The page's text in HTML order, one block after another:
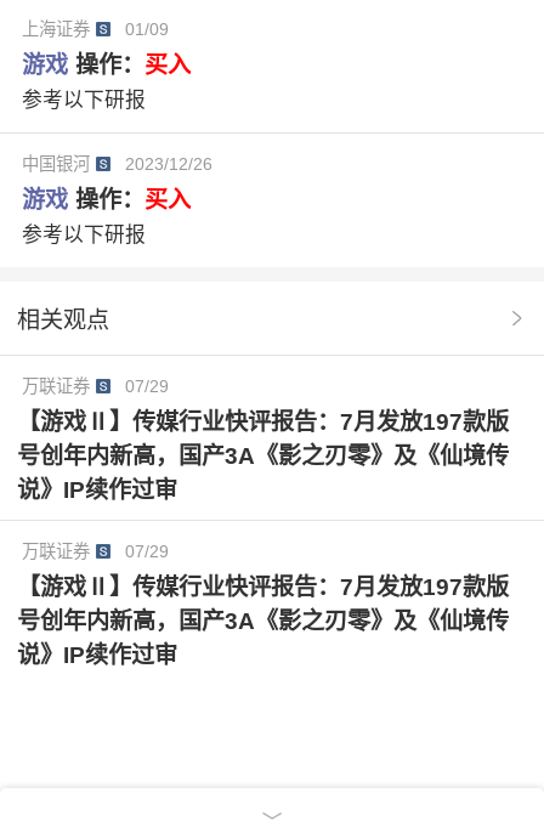
电影院线 AI应用
投资要点 火山引擎
传媒行业动态研究报告 暑假经济 2026年世界杯
中央广播电视总台
seedance20
上海证券 01/09
游戏 操作： 买入
参考以下研报
中国银河 2023/12/26
游戏 操作： 买入
参考以下研报
相关观点
万联证券 07/29
【游戏Ⅱ】传媒行业快评报告：7月发放197款版
号创年内新高，国产3A《影之刃零》及《仙境传
说》IP续作过审
万联证券 07/29
【游戏Ⅱ】传媒行业快评报告：7月发放197款版
号创年内新高，国产3A《影之刃零》及《仙境传
说》IP续作过审